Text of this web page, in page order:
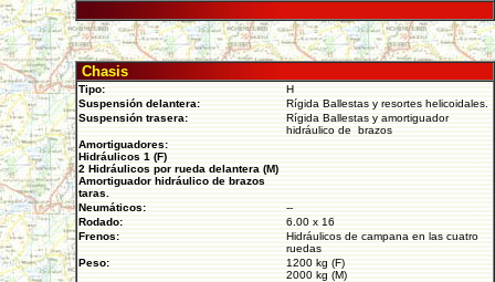
Chasis
Tipo:
H
Suspensión delantera:
Rígida Ballestas y resortes helicoidales.
Suspensión trasera:
Rígida Ballestas y amortiguador
hidráulico de brazos
Amortiguadores:
Hidráulicos 1 (F)
2 Hidráulicos por rueda delantera (M)
Amortiguador hidráulico de brazos
taras.
Neumáticos:
--
Rodado:
6.00 x 16
Frenos:
Hidráulicos de campana en las cuatro
ruedas
Peso:
1200 kg (F)
2000 kg (M)